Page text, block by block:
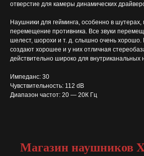
отверстие для камеры динамических
Наушники для гейминга, особенно в
перемещение противника. Все звуки
шелест, шорохи и т. д. слышно очень хорошо.
создают хорошее и у них отличная
действительно широко для внутриканальных
Импеданс: 30
Чувствительность: 112 dB
Диапазон частот: 20 — 20К Гц
Магазин наушников